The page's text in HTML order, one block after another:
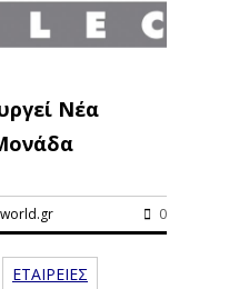
Νέα
0
ΕΤΑΙΡΕΙΕΣ